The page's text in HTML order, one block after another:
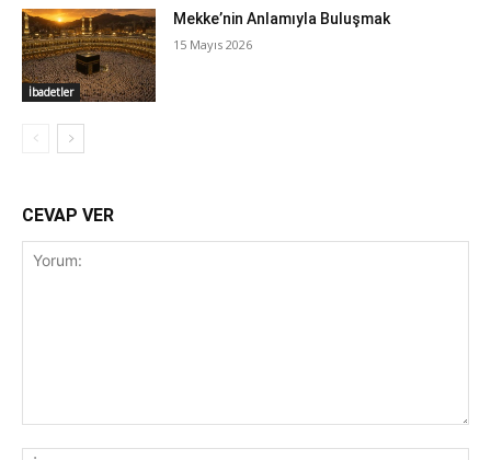
İbadetler
Mekke’nin Anlamıyla Buluşmak
15 Mayıs 2026
CEVAP VER